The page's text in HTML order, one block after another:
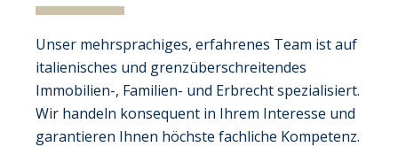
Unser mehrsprachiges, erfahrenes Team ist auf
italienisches und grenzüberschreitendes
Immobilien-, Familien- und Erbrecht spezialisiert.
Wir handeln konsequent in Ihrem Interesse und
garantieren Ihnen höchste fachliche Kompetenz.